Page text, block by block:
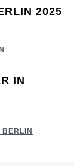
2025
IN
BERLIN